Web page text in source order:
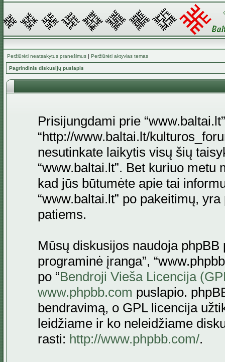
Peržiūrėti neatsakytus pranešimus | Peržiūrėti aktyvias temas
Pagrindinis diskusijų puslapis
Prisijungdami prie
“http://www.baltai.lt/
nesutinkate laikytis visų šių
“www.baltai.lt”. Bet kuriuo
kad jūs būtumėte apie tai
“www.baltai.lt” po pakeitimų,
patiems.
Mūsų diskusijos naudoja phpBB
programinė įranga”,
po “Bendroji Vieša Licencija
www.phpbb.com puslapio.
bendravimą, o GPL licencija
leidžiame ir ko neleidžiame
rasti: http://www.phpbb.com/.